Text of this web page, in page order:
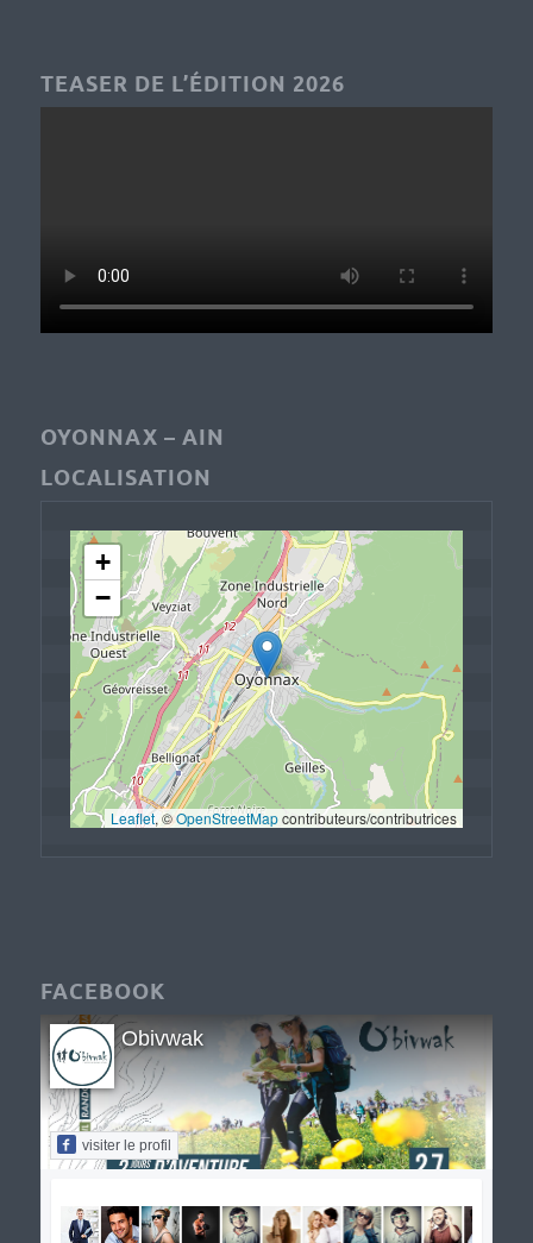
TEASER DE L’ÉDITION 2026
OYONNAX – AIN
LOCALISATION
+
−
Leaflet, © OpenStreetMap contributeurs/contributrices
FACEBOOK
Obivwak
visiter le profil